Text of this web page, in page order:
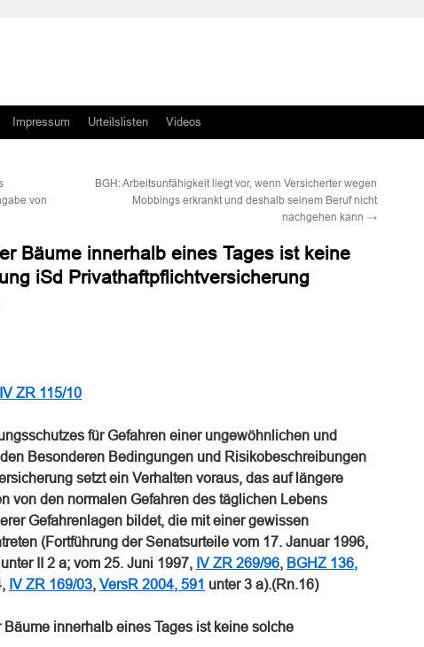
Impressum Urteilslisten Videos
von
BGH: Arbeitsunfähigkeit liegt vor, wenn Versicherter wegen
Mobbings erkrankt und deshalb seinem Beruf nicht
nachgehen kann →
Bäume innerhalb eines Tages ist keine
iSd Privathaftpflichtversicherung
IV ZR 115/10
für Gefahren einer ungewöhnlichen und
Besonderen Bedingungen und Risikobeschreibungen
setzt ein Verhalten voraus, das auf längere
von den normalen Gefahren des täglichen Lebens
Gefahrenlagen bildet, die mit einer gewissen
(Fortführung der Senatsurteile vom 17. Januar 1996,
unter II 2 a; vom 25. Juni 1997, IV ZR 269/96, BGHZ 136,
IV ZR 169/03, VersR 2004, 591 unter 3 a).(Rn.16)
innerhalb eines Tages ist keine solche